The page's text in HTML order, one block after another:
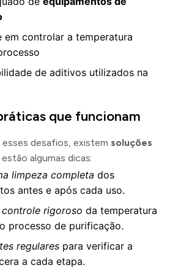
em controlar a temperatura
de aditivos utilizados na
que funcionam
desafios, existem soluções
estão algumas dicas:
limpeza completa dos
antes e após cada uso.
rigoroso da temperatura
processo de purificação.
regulares para verificar a
a cada etapa.